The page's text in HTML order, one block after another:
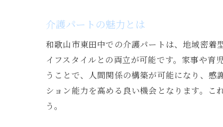
介護パートの魅力とは
和歌山市東田中での介護パートは、地域密着
イフスタイルとの両立が可能です。家事や
うことで、人間関係の構築が可能になり、
ション能力を高める良い機会となります。
う。